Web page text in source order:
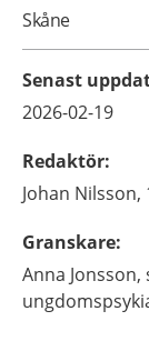
Skåne
Senast
2026-02-19
Redaktör:
Johan Nilsson,
Granskare:
Anna Jonsson,